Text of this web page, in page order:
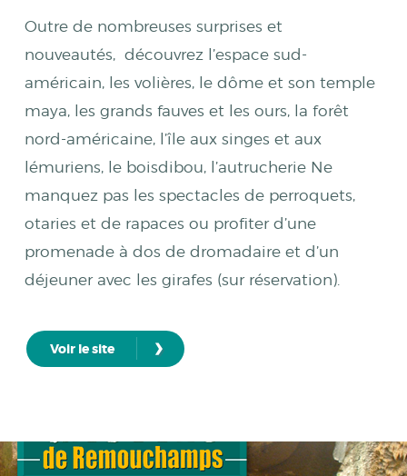
Outre de nombreuses surprises et
nouveautés, découvrez l’espace sud-
américain, les volières, le dôme et son temple
maya, les grands fauves et les ours, la forêt
nord-américaine, l’île aux singes et aux
lémuriens, le boisdibou, l’autrucherie Ne
manquez pas les spectacles de perroquets,
otaries et de rapaces ou profiter d’une
promenade à dos de dromadaire et d’un
déjeuner avec les girafes (sur réservation).
Voir le site ›